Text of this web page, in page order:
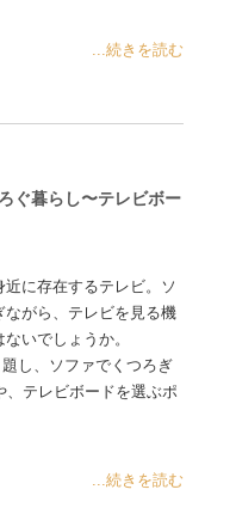
...続きを読む
ぐ暮らし〜テレビボー
近に存在するテレビ。ソ
ながら、テレビを見る機
いでしょうか。
し、ソファでくつろぎ
、テレビボードを選ぶポ
...続きを読む